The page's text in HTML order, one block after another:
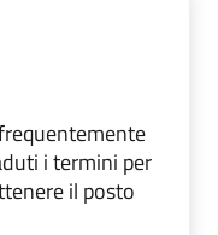
i termini per
il posto